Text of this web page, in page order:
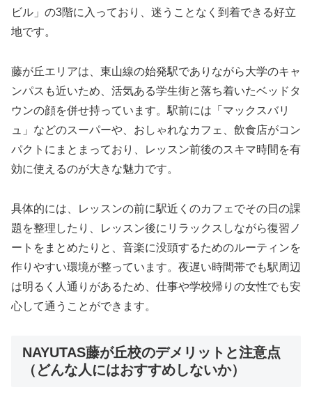
ビル」の3階に入っており、迷うことなく到着できる好立
地です。
藤が丘エリアは、東山線の始発駅でありながら大学のキャ
ンパスも近いため、活気ある学生街と落ち着いたベッドタ
ウンの顔を併せ持っています。駅前には「マックスバリ
ュ」などのスーパーや、おしゃれなカフェ、飲食店がコン
パクトにまとまっており、レッスン前後のスキマ時間を有
効に使えるのが大きな魅力です。
具体的には、レッスンの前に駅近くのカフェでその日の課
題を整理したり、レッスン後にリラックスしながら復習ノ
ートをまとめたりと、音楽に没頭するためのルーティンを
作りやすい環境が整っています。夜遅い時間帯でも駅周辺
は明るく人通りがあるため、仕事や学校帰りの女性でも安
心して通うことができます。
NAYUTAS藤が丘校のデメリットと注意点
（どんな人にはおすすめしないか）